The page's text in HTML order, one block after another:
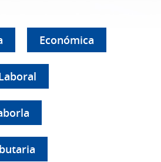
Económica